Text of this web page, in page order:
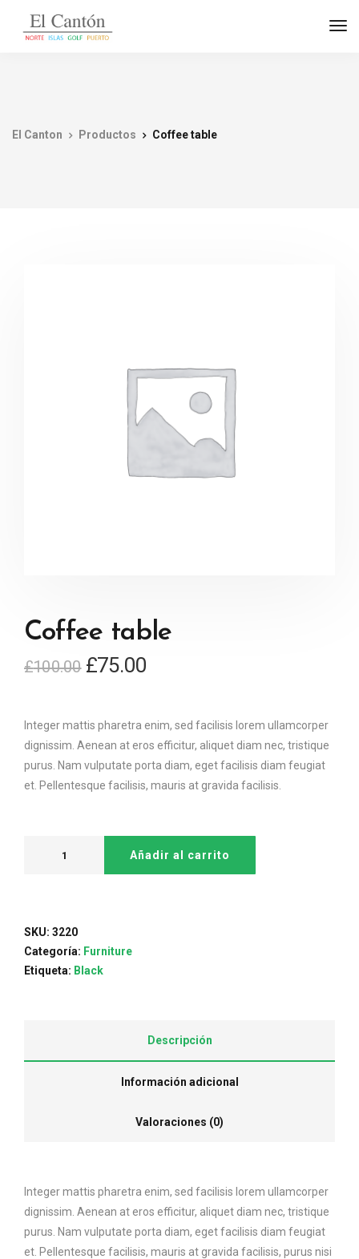
El Canton Productos Coffee table
Coffee table
£100.00 £75.00
Integer mattis pharetra enim, sed facilisis lorem ullamcorper
dignissim. Aenean at eros efficitur, aliquet diam nec, tristique
purus. Nam vulputate porta diam, eget facilisis diam feugiat
et. Pellentesque facilisis, mauris at gravida facilisis.
Añadir al carrito
SKU: 3220
Categoría: Furniture
Etiqueta: Black
Descripción
Información adicional
Valoraciones (0)
Integer mattis pharetra enim, sed facilisis lorem ullamcorper
dignissim. Aenean at eros efficitur, aliquet diam nec, tristique
purus. Nam vulputate porta diam, eget facilisis diam feugiat
et. Pellentesque facilisis, mauris at gravida facilisis, purus nisi